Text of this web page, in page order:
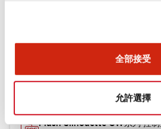
全部接受
允許選擇
型錄和宣傳手冊 CAD檔 認證與標準
Flush Silhouette CW系列 控制